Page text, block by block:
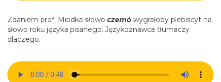
Zdaniem prof. Miodka słowo czemó wygrałoby plebiscyt na
słowo roku języka pisanego. Językoznawca tłumaczy
dlaczego.